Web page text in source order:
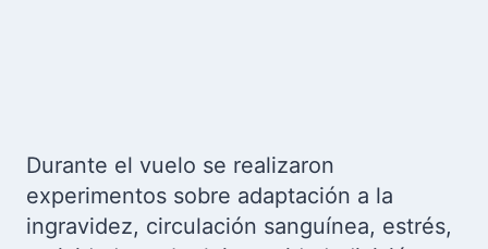
Durante el vuelo se realizaron
experimentos sobre adaptación a la
ingravidez, circulación sanguínea, estrés,